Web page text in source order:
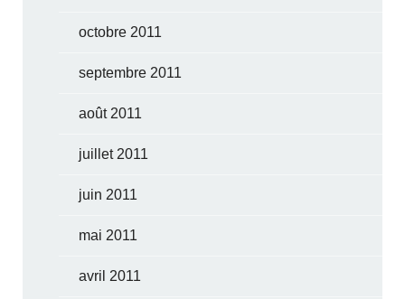
octobre 2011
septembre 2011
août 2011
juillet 2011
juin 2011
mai 2011
avril 2011